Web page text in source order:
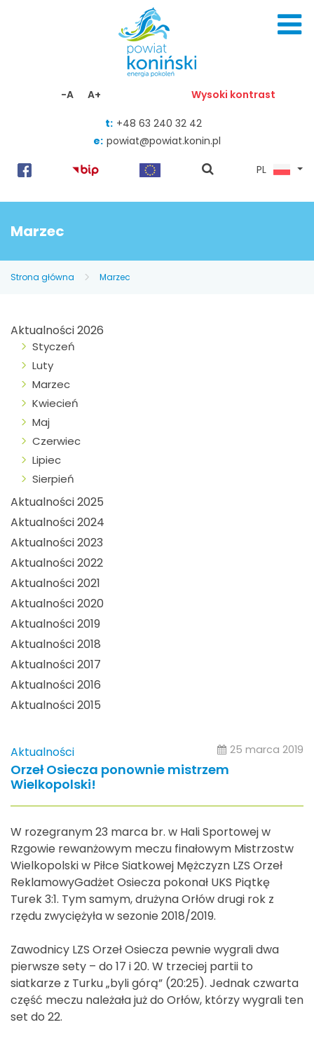
-A A+ Wysoki kontrast
t: +48 63 240 32 42
e: powiat@powiat.konin.pl
pokaż
PL
Marzec
Strona główna Marzec
Aktualności 2026
Styczeń
Luty
Marzec
Kwiecień
Maj
Czerwiec
Lipiec
Sierpień
Aktualności 2025
Aktualności 2024
Aktualności 2023
Aktualności 2022
Aktualności 2021
Aktualności 2020
Aktualności 2019
Aktualności 2018
Aktualności 2017
Aktualności 2016
Aktualności 2015
Aktualności 25 marca 2019
Orzeł Osiecza ponownie mistrzem
Wielkopolski!
W rozegranym 23 marca br. w Hali Sportowej w
Rzgowie rewanżowym meczu finałowym Mistrzostw
Wielkopolski w Piłce Siatkowej Mężczyzn LZS Orzeł
ReklamowyGadżet Osiecza pokonał UKS Piątkę
Turek 3:1. Tym samym, drużyna Orłów drugi rok z
rzędu zwyciężyła w sezonie 2018/2019.
Zawodnicy LZS Orzeł Osiecza pewnie wygrali dwa
pierwsze sety – do 17 i 20. W trzeciej partii to
siatkarze z Turku „byli górą” (20:25). Jednak czwarta
część meczu należała już do Orłów, którzy wygrali ten
set do 22.